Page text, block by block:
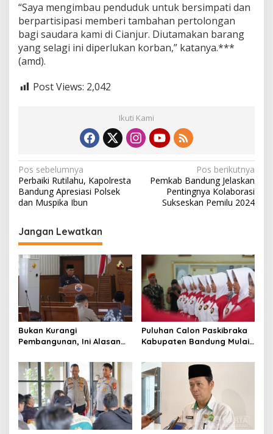
“Saya mengimbau penduduk untuk bersimpati dan
berpartisipasi memberi tambahan pertolongan
bagi saudara kami di Cianjur. Diutamakan barang
yang selagi ini diperlukan korban,” katanya.***
(amd).
Post Views: 2,042
Ikuti Kami
N
a
v
i
g
a
s
i
p
o
s
Pos sebelumnya
Perbaiki Rutilahu, Kapolresta
Bandung Apresiasi Polsek
dan Muspika Ibun
Pos berikutnya
Pemkab Bandung Jelaskan
Pentingnya Kolaborasi
Sukseskan Pemilu 2024
Jangan Lewatkan
Bukan Kurangi
Pembangunan, Ini Alasan
Pengurangan Belanja
Daerah
Puluhan Calon Paskibraka
Kabupaten Bandung Mulai